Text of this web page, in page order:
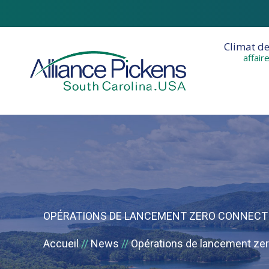
Climat
OPÉRATIONS DE LANCEMENT ZERO
Vous êtes ici :
Accueil News Opérations de lancement